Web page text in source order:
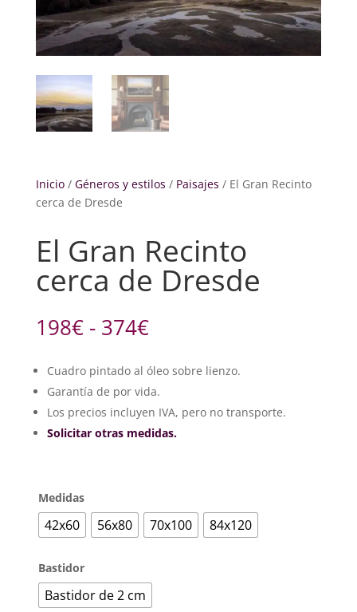
Inicio/ Géneros y estilos / Paisajes / El Gran Recinto
cerca de Dresde
El Gran Recinto
cerca de Dresde
198€ - 374€Rango
de
precios:
desde
198€
hasta
374€
Cuadro pintado al óleo sobre lienzo.
Garantía de por vida.
Los precios incluyen IVA, pero no transporte.
Solicitar otras medidas.
Medidas
42x60 56x80 70x100 84x120
Bastidor
Bastidor de 2 cm